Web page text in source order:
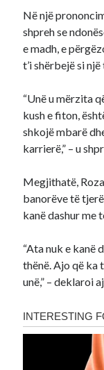
Në një
shpreh se
e madh, e
t’i shërbejë si
“Unë u mërzita
kush e fiton,
shkojë mbarë
karrierë,” – u
Megjithatë,
banorëve të
kanë dashur me
“Ata nuk e kanë
thënë. Ajo që ka
unë,” – deklaroi